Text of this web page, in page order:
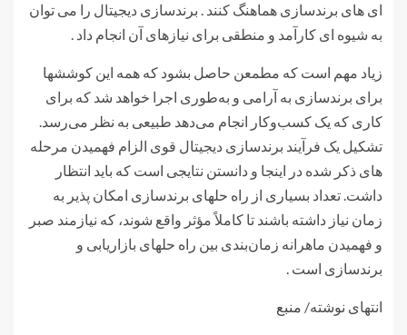
ای های برندسازی هماهنگ کنند . برندسازی دیجیتال را می توان
به شیوه ای کارآمد و منطقی برای نیازهای آن انجام داد .
زیاد مهم است که مطمعن حاصل بشود که همه این کوششها
برای برندسازی به آرامی و به‌طوری اجرا خواهد شد که برای
کاری که یک کسب‌وکار انجام می‌دهد طبیعی به نظر می‌رسد.
تشکیل یک فرآیند برندسازی دیجیتال قوی الزام فهمیدن مرحله
های ذکر شده در اینجا و دانستن نتایجی است که باید انتظار
داشت. تعداد بسیاری از راه حلهای برندسازی امکان پذیر به
زمان نیاز داشته باشند تا کاملاً مؤثر واقع شوند، که نیازمند صبر
و فهمیدن ماهرانه زمان‌بندی بین راه حلهای بازاریابی و
برندسازی است .
انتهای نوشته/ منبع